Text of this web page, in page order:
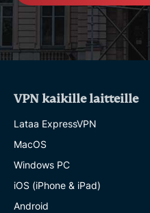
VPN kaikille laitteille
Lataa ExpressVPN
MacOS
Windows PC
iOS (iPhone & iPad)
Android